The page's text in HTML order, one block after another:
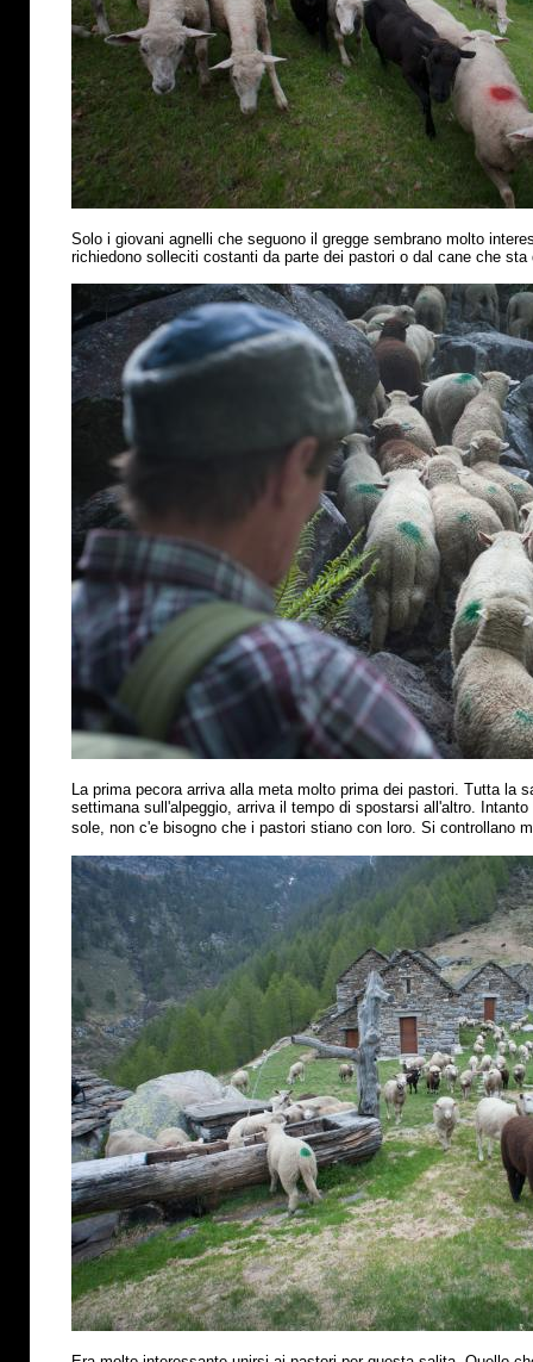
Solo i giovani agnelli che seguono il gregge sembrano molto
richiedono solleciti costanti da parte dei pastori o dal cane che sta
La prima pecora arriva alla meta molto prima dei pastori. Tutta la
settimana sull'alpeggio, arriva il tempo di spostarsi all'altro.
sole, non c'e bisogno che i pastori stiano con loro. Si controllano